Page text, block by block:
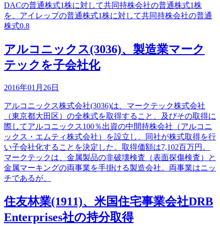
DACの普通株式1株に対して共同持株会社の普通株式1株
を、アイレップの普通株式1株に対して共同持株会社の普通
株式0.8
アルコニックス(3036)、製造業マーク
テックを子会社化
2016年01月26日
アルコニックス株式会社(3036)は、マークテック株式会社
（東京都大田区）の全株式を取得すること、及びその取得に
際してアルコニックス100％出資の中間持株会社（アルコニ
ックス・エムティ株式会社）を設立し、同社が株式取得を行
い子会社化することを決定した。取得価額は7,102百万円。
マークテックは、金属製品の非破壊検査（表面探傷検査）と
金属マーキングの両事業を手掛ける製造会社。両事業はニッ
チであるが、
住友林業(1911)、米国住宅事業会社DRB
Enterprises社の持分取得